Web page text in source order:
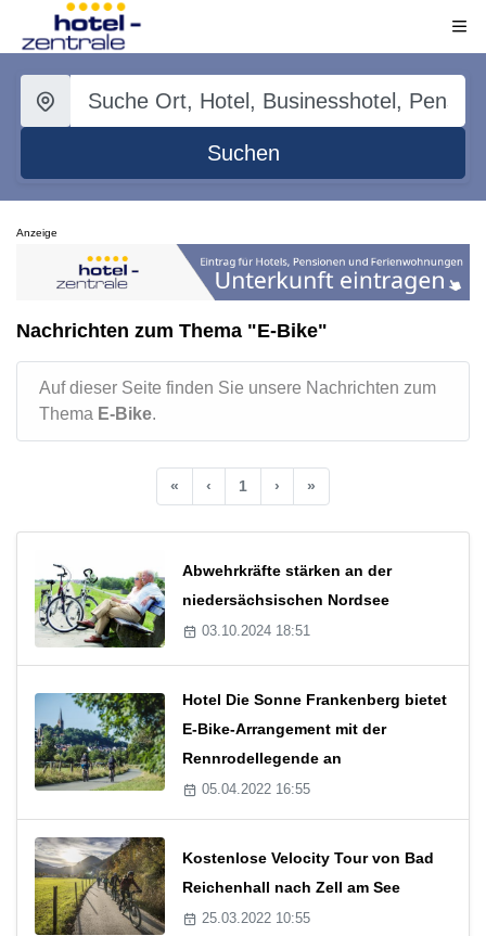
Suchen
Anzeige
Nachrichten zum Thema "E-Bike"
Auf dieser Seite finden Sie unsere Nachrichten zum
Thema E-Bike.
« ‹ 1 › »
Abwehrkräfte stärken an der
niedersächsischen Nordsee
03.10.2024 18:51
Hotel Die Sonne Frankenberg bietet
E-Bike-Arrangement mit der
Rennrodellegende an
05.04.2022 16:55
Kostenlose Velocity Tour von Bad
Reichenhall nach Zell am See
25.03.2022 10:55